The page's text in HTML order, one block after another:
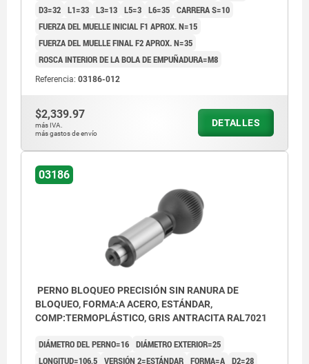
D3=32 L1=33 L3=13 L5=3 L6=35 CARRERA S=10
FUERZA DEL MUELLE INICIAL F1 APROX. N=15
FUERZA DEL MUELLE FINAL F2 APROX. N=35
ROSCA INTERIOR DE LA BOLA DE EMPUÑADURA=M8
Referencia: 03186-012
$2,339.97
más IVA.
más gastos de envío
DETALLES
03186
PERNO BLOQUEO PRECISIÓN SIN RANURA DE
BLOQUEO, FORMA:A ACERO, ESTÁNDAR,
COMP:TERMOPLÁSTICO, GRIS ANTRACITA RAL7021
DIÁMETRO DEL PERNO=16 DIÁMETRO EXTERIOR=25
LONGITUD=106,5 VERSIÓN 2=ESTÁNDAR FORMA=A D2=28